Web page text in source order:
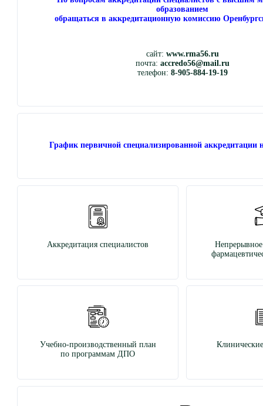
образованием
обращаться в аккредитационную комиссию
сайт: www.rma56.ru
почта: accredo56@mail.ru
телефон: 8-905-884-19-19
График первичной специализированной аккредитации
Аккредитация специалистов
Учебно-производственный план
по программам ДПО